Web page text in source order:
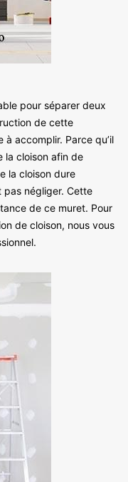
pour séparer deux
de cette
à accomplir. Parce qu’il
la cloison afin de
la cloison dure
pas négliger. Cette
de ce muret. Pour
de cloison, nous vous